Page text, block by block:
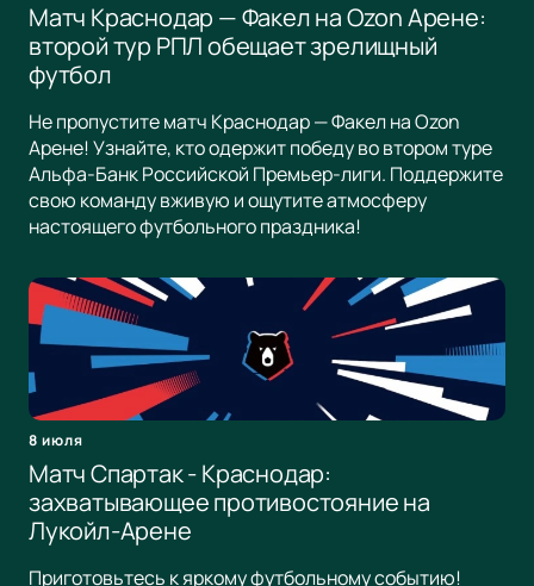
Матч Краснодар — Факел на Ozon Арене:
второй тур РПЛ обещает зрелищный
футбол
Не пропустите матч Краснодар — Факел на Ozon
Арене! Узнайте, кто одержит победу во втором туре
Альфа-Банк Российской Премьер-лиги. Поддержите
свою команду вживую и ощутите атмосферу
настоящего футбольного праздника!
8 июля
Матч Спартак - Краснодар:
захватывающее противостояние на
Лукойл-Арене
Приготовьтесь к яркому футбольному событию!